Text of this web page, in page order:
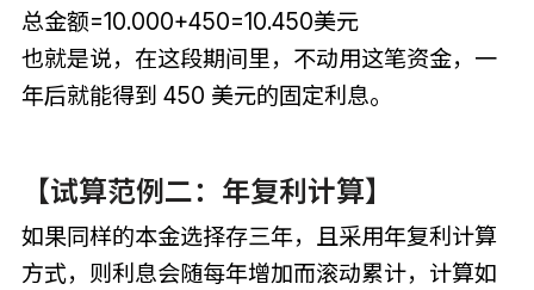
总金额=10.000+450=10.450美元
也就是说，在这段期间里，不动用这笔资金，一
年后就能得到 450 美元的固定利息。
【试算范例二：年复利计算】
如果同样的本金选择存三年，且采用年复利计算
方式，则利息会随每年增加而滚动累计，计算如